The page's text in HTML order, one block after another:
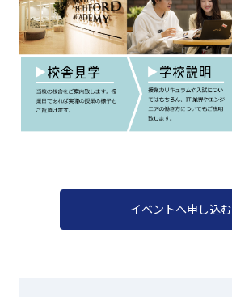
イベントへ申し込む